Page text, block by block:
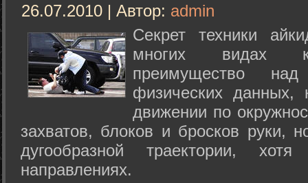
26.07.2010 | Автор: admin
Секрет техники
многих видах
преимущество
физических данных,
движении по
захватов, блоков и бросков руки,
дугообразной траектории,
направлениях.